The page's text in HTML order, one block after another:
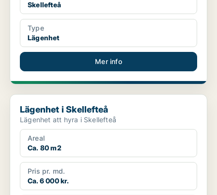
Skellefteå
Type
Lägenhet
Mer info
Lägenhet i Skellefteå
Lägenhet i Skellefteå
Lägenhet att hyra i Skellefteå
Areal
Ca. 80 m2
Pris pr. md.
Ca. 6 000 kr.